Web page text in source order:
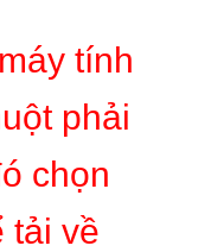
tính
phải
chọn
tải về